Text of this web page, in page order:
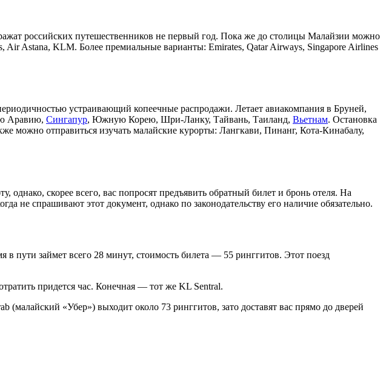
российских путешественников не первый год. Пока же до столицы Малайзии можно
Astana, KLM. Более премиальные варианты: Emirates, Qatar Airways, Singapore Airlines
устраивающий копеечные распродажи. Летает авиакомпания в Бруней,
Аравию, Сингапур, Южную Корею, Шри-Ланку, Тайвань, Таиланд, Вьетнам. Остановка
можно отправиться изучать малайские курорты: Лангкави, Пинанг, Кота-Кинабалу,
скорее всего, вас попросят предъявить обратный билет и бронь отеля. На
не спрашивают этот документ, однако по законодательству его наличие обязательно.
пути займет всего 28 минут, стоимость билета — 55 ринггитов. Этот поезд
придется час. Конечная — тот же KL Sentral.
(малайский «Убер») выходит около 73 ринггитов, зато доставят вас прямо до дверей